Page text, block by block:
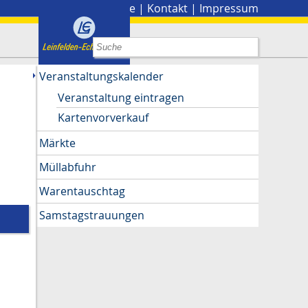
Presse | Kontakt | Impressum
Veranstaltungskalender
Veranstaltung eintragen
Kartenvorverkauf
Märkte
Müllabfuhr
Warentauschtag
Samstagstrauungen